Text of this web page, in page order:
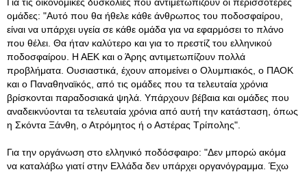
ομάδες: "Αυτό που θα ήθελε κάθε άνθρωπος του ποδοσφαίρου,
είναι να υπάρχει υγεία σε κάθε ομάδα για να εφαρμόσει το πλάνο
που θέλει. Θα ήταν καλύτερο και για το πρεστίζ του ελληνικού
ποδοσφαίρου. Η ΑΕΚ και ο Άρης αντιμετωπίζουν πολλά
προβλήματα. Ουσιαστικά, έχουν απομείνει ο Ολυμπιακός, ο ΠΑΟΚ
και ο Παναθηναϊκός, από τις ομάδες που τα τελευταία χρόνια
βρίσκονται παραδοσιακά ψηλά. Υπάρχουν βέβαια και ομάδες που
αναδεικνύονται τα τελευταία χρόνια από αυτή την κατάσταση, όπως
η Σκόντα Ξάνθη, ο Ατρόμητος ή ο Αστέρας Τρίπολης".
Για την οργάνωση στο ελληνικό ποδόσφαιρο: "Δεν μπορώ ακόμα
να καταλάβω γιατί στην Ελλάδα δεν υπάρχει οργανόγραμμα. Έχω